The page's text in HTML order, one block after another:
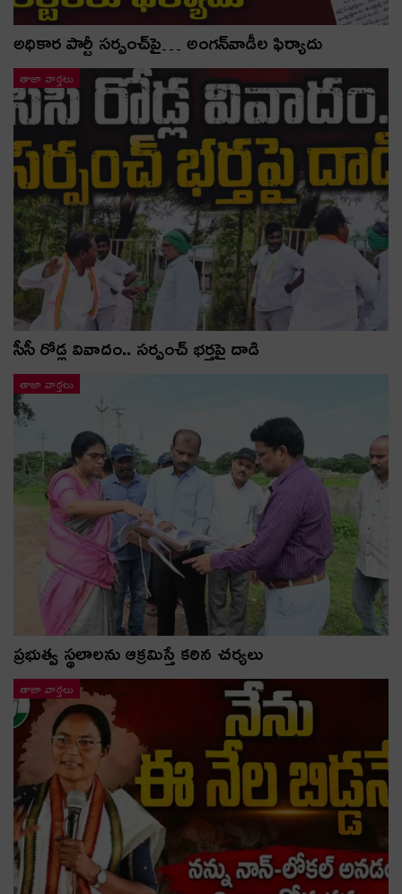
అధికార పార్టీ స‌ర్పంచ్‌పై… అంగ‌న్‌వాడీల ఫిర్యాదు
తాజా వార్తలు
సీసీ రోడ్ల వివాదం.. స‌ర్పంచ్ భ‌ర్త‌పై దాడి
తాజా వార్తలు
ప్రభుత్వ స్థలాలను ఆక్రమిస్తే కఠిన చర్యలు
తాజా వార్తలు